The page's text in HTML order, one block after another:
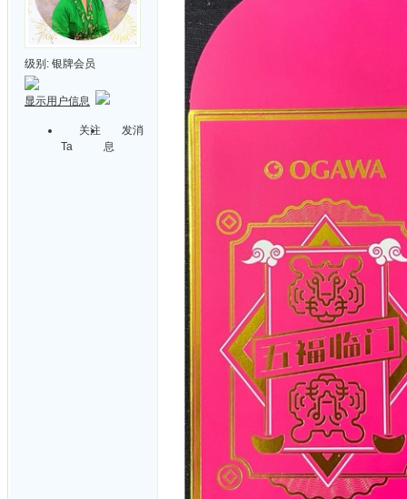
级别: 银牌会员
显示用户信息
关注
Ta
发消
息